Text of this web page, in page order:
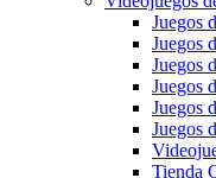
Juegos
Juegos
Juegos
Juegos
Juegos
Juegos
Tienda